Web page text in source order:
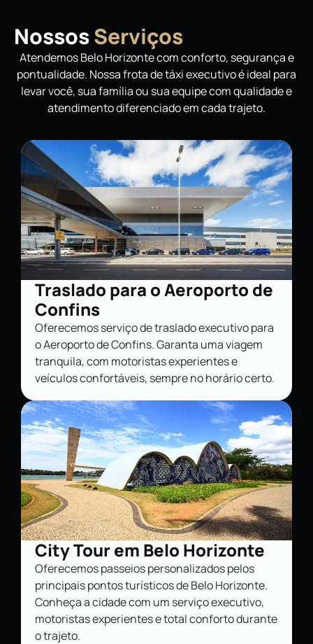
NossosServiços
Atendemos Belo Horizonte com conforto, segurança e
pontualidade. Nossa frota de táxi executivo é ideal para
levar você, sua família ou sua equipe com qualidade e
atendimento diferenciado em cada trajeto.
Traslado para o Aeroporto de
Confins
Oferecemos serviço de traslado executivo para
o Aeroporto de Confins. Garanta uma viagem
tranquila, com motoristas experientes e
veículos confortáveis, sempre no horário certo.
City Tour em Belo Horizonte
Oferecemos passeios personalizados pelos
principais pontos turísticos de Belo Horizonte.
Conheça a cidade com um serviço executivo,
motoristas experientes e total conforto durante
o trajeto.